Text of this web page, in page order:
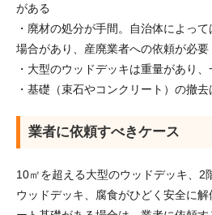
がある
・廃材の処分が手間。自治体によっ
場合があり、産廃業者への依頼が必要
・大型のウッドデッキは重量があり
・基礎（束石やコンクリート）の撤
業者に依頼すべきケース
10㎡を超える大型のウッドデッキ、2
ウッドデッキ、腐食がひどく安全に